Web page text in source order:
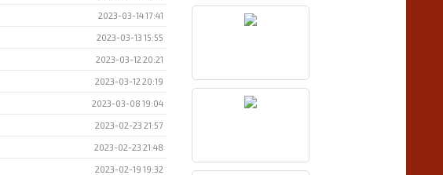
2023-03-14 17:41
2023-03-13 15:55
2023-03-12 20:21
2023-03-12 20:19
2023-03-08 19:04
2023-02-23 21:57
2023-02-23 21:48
2023-02-19 19:32